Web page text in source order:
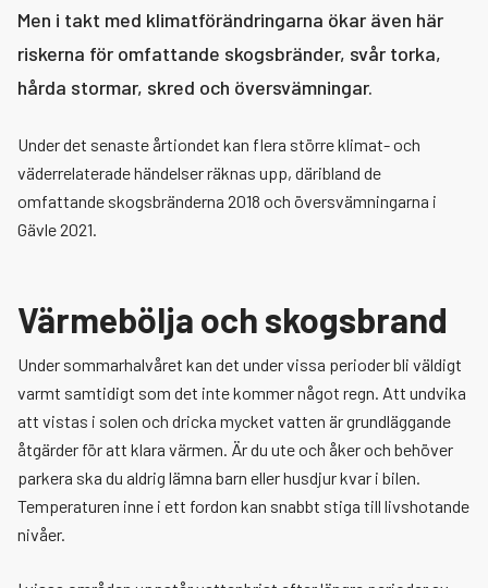
Vid brand
Vid trafikolycka
Vid drunkning
Vid hjärtstopp
Brandsäkra ditt hem
Typiska brandrisker
Elda i kamin, soteld
Sotning och brandskyddskontroll
Individanpassat brandskydd
Brandsäker utomhus
Brandriskprognos
Eldningsförbud
Säkerhet vid vatten och is
Säker i trafiken
Översvämning
Viktigt meddelande till allmänheten
Farlig verksamhet, Seveso
Men i takt med klimatförändringarna ökar även här
riskerna för omfattande skogsbränder, svår torka,
hårda stormar, skred och översvämningar.
Under det senaste årtiondet kan flera större klimat- och
väderrelaterade händelser räknas upp, däribland de
omfattande skogsbränderna 2018 och översvämningarna i
Gävle 2021.
Värmebölja och skogsbrand
Under sommarhalvåret kan det under vissa perioder bli väldigt
varmt samtidigt som det inte kommer något regn. Att undvika
att vistas i solen och dricka mycket vatten är grundläggande
åtgärder för att klara värmen. Är du ute och åker och behöver
parkera ska du aldrig lämna barn eller husdjur kvar i bilen.
Temperaturen inne i ett fordon kan snabbt stiga till livshotande
nivåer.